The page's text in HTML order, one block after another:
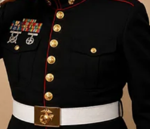
ne mijenja.
ono što dolazi.
nekada možda propustile.